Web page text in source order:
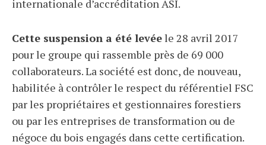
internationale d’accréditation ASI.
Cette suspension a été levéele 28 avril 2017
pour le groupe qui rassemble près de 69 000
collaborateurs. La société est donc, de nouveau,
habilitée à contrôler le respect du référentiel FSC
par les propriétaires et gestionnaires forestiers
ou par les entreprises de transformation ou de
négoce du bois engagés dans cette certification.